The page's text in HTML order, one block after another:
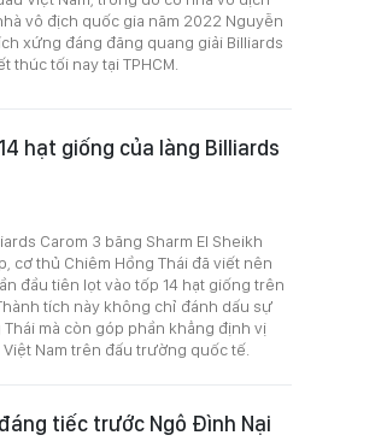
vô địch quốc gia năm 2022 Nguyễn
xứng đáng đăng quang giải Billiards
thúc tối nay tại TPHCM.
hạt giống của làng Billiards
Carom 3 băng Sharm El Sheikh
cơ thủ Chiêm Hồng Thái đã viết nên
đầu tiên lọt vào tốp 14 hạt giống trên
tích này không chỉ đánh dấu sự
mà còn góp phần khẳng định vị
Nam trên đấu trường quốc tế.
tiếc trước Ngô Đình Nại